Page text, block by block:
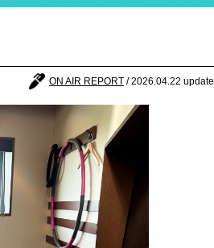
ON AIR REPORT / 2026.04.22 update